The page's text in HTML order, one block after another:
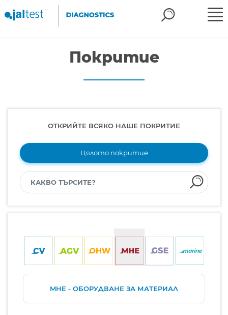
Покритие
ОТКРИЙТЕ ВСЯКО НАШЕ ПОКРИТИЕ
Цялото покритие
MHE - ОБОРУДВАНЕ ЗА МАТЕРИАЛ